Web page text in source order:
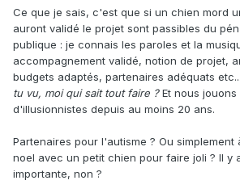
Ce que je sais, c'est que si un chien mord
auront validé le projet sont passibles du
publique : je connais les paroles et la
accompagnement validé, notion de projet,
budgets adaptés, partenaires adéquats
tu vu, moi qui sait tout faire ?Et nous
d'illusionnistes depuis au moins 20 ans.
Partenaires pour l'autisme ? Ou simplement
noel avec un petit chien pour faire joli ? Il y
importante, non ?